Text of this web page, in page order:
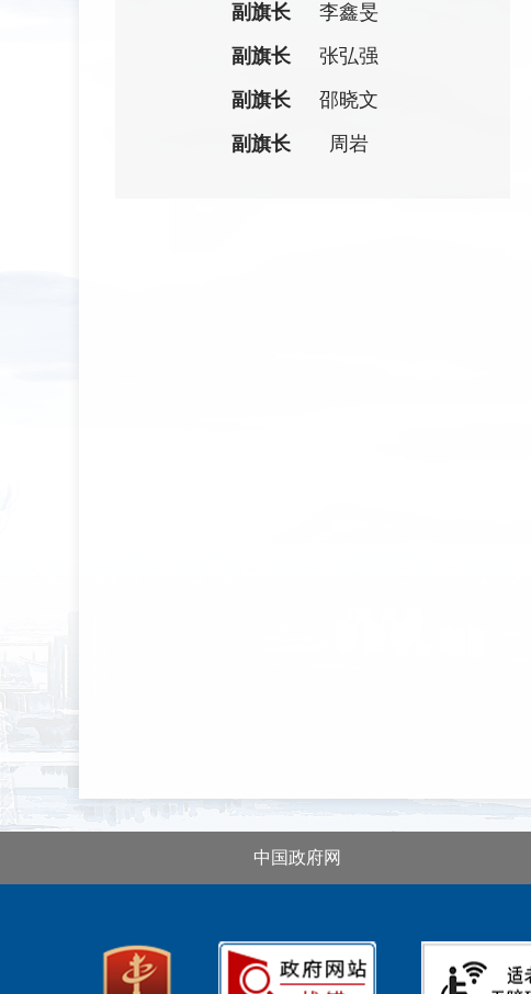
副旗长
李鑫旻
副旗长
张弘强
副旗长
邵晓文
副旗长
周岩
中国政府网